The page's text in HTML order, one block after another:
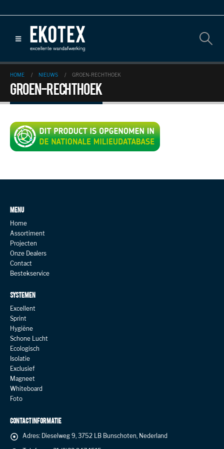
HOME NIEUWS GROEN-RECHTHOEK
Groen-Rechthoek
MENU
Home
Assortiment
Projecten
Onze Dealers
Contact
Bestekservice
SYSTEMEN
Excellent
Sprint
Hygiëne
Schone Lucht
Ecologisch
Isolatie
Exclusief
Magneet
Whiteboard
Foto
CONTACT INFORMATIE
Adres: Dieselweg 9, 3752 LB Bunschoten, Nederland